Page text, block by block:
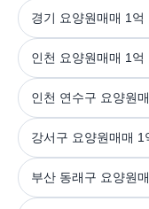
경기 요양원매매 1억
인천 요양원매매 1억
인천 연수구 요양원
강서구 요양원매매 1
부산 동래구 요양원